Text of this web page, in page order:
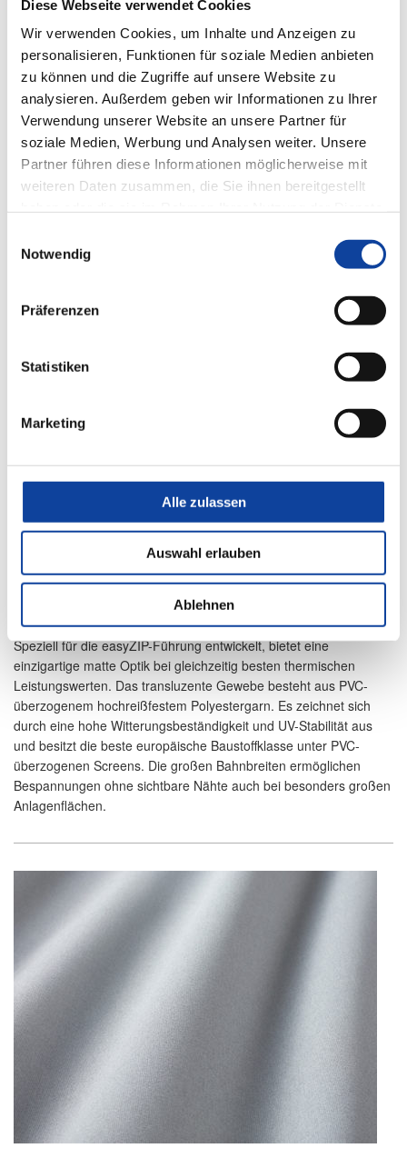
Diese Webseite verwendet Cookies
Wir verwenden Cookies, um Inhalte und Anzeigen zu
personalisieren, Funktionen für soziale Medien anbieten
zu können und die Zugriffe auf unsere Website zu
analysieren. Außerdem geben wir Informationen zu Ihrer
Verwendung unserer Website an unsere Partner für
soziale Medien, Werbung und Analysen weiter. Unsere
Partner führen diese Informationen möglicherweise mit
weiteren Daten zusammen, die Sie ihnen bereitgestellt
Notwendig
Präferenzen
Statistiken
Marketing
Alle zulassen
Auswahl erlauben
Ablehnen
Soltis 92
Atmosphäre bei gleichzeitiger Sicht nach außen. Neue trendige
Farben bieten für jede Anforderung die optimale Lösung.
Soltis Veozip
Speziell für die easyZIP-Führung entwickelt, bietet eine
einzigartige matte Optik bei gleichzeitig besten thermischen
Leistungswerten. Das transluzente Gewebe besteht aus PVC-
überzogenem hochreißfestem Polyestergarn. Es zeichnet sich
durch eine hohe Witterungsbeständigkeit und UV-Stabilität aus
und besitzt die beste europäische Baustoffklasse unter PVC-
überzogenen Screens. Die großen Bahnbreiten ermöglichen
Bespannungen ohne sichtbare Nähte auch bei besonders großen
Anlagenflächen.